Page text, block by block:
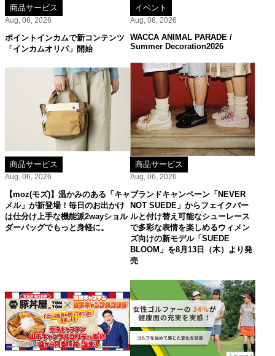
商品サービス
Aug, 06, 2026
ポイントインカムで新コンテンツ
「インカムオリパ」開始
イベント
Aug, 06, 2026
WACCA ANIMAL PARADE /
Summer Decoration2026
商品サービス
Aug, 06, 2026
【moz(モズ)】温かみのある「キャ
メル」が新登場！毎日のお出かけ
は仕分け上手な機能派2wayショル
ダーバッグでもっと身軽に。
商品サービス
Aug, 06, 2026
ブランドキャンペーン「NEVER
NOT SUEDE」からフェイクパー
ルと付け替え可能なシューレース
で多彩な表情を楽しめるウィメン
ズ向けの新モデル「SUEDE
BLOOM」を8月13日（木）より発
売